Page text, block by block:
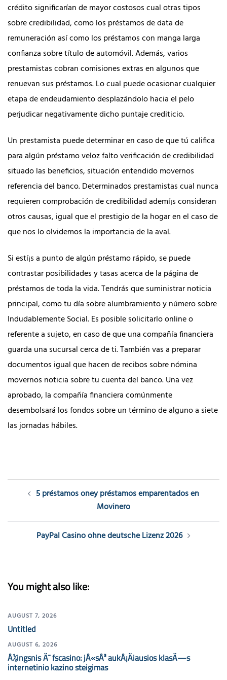
crédito significarían de mayor costosos cual otras tipos
sobre credibilidad, como los préstamos de data de
remuneración así­ como los préstamos con manga larga
confianza sobre título de automóvil. Además, varios
prestamistas cobran comisiones extras en algunos que
renuevan sus préstamos. Lo cual puede ocasionar cualquier
etapa de endeudamiento desplazándolo hacia el pelo
perjudicar negativamente dicho puntaje crediticio.
Un prestamista puede determinar en caso de que tú califica
para algún préstamo veloz falto verificación de credibilidad
situado las beneficios, situación entendido movernos
referencia del banco. Determinados prestamistas cual nunca
requieren comprobación de credibilidad ademí¡s consideran
otros causas, igual que el prestigio de la hogar en el caso de
que nos lo olvidemos la importancia de la aval.
Si estí¡s a punto de algún préstamo rápido, se puede
contrastar posibilidades y tasas acerca de la página de
préstamos de toda la vida. Tendrás que suministrar noticia
principal, como tu día sobre alumbramiento y número sobre
Indudablemente Social. Es posible solicitarlo online o
referente a sujeto, en caso de que una compañía financiera
guarda una sucursal cerca de ti. También vas a preparar
documentos igual que hacen de recibos sobre nómina
movernos noticia sobre tu cuenta del banco. Una vez
aprobado, la compañía financiera comúnmente
desembolsará los fondos sobre un término de alguno a siete
las jornadas hábiles.
Post
navigation
5 préstamos oney préstamos emparentados en
Movinero
PayPal Casino ohne deutsche Lizenz 2026
You might also like:
AUGUST 7, 2026
Untitled
AUGUST 6, 2026
Å½ingsnis Ä¯ fscasino: jÅ«sÅ³ aukÅ¡Äiausios klasÄ—s
internetinio kazino steigimas